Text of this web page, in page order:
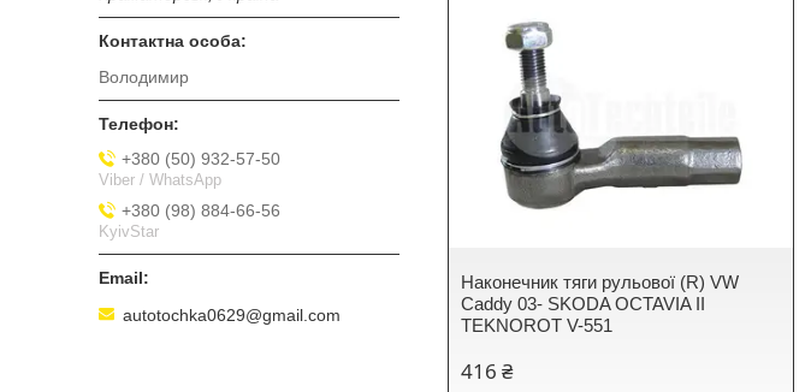
Наконечник тяги рульової (R) VW
Caddy 03- SKODA OCTAVIA II
TEKNOROT V-551
416 ₴
Володимир
+380 (50) 932-57-50
Viber / WhatsApp
+380 (98) 884-66-56
KyivStar
autotochka0629@gmail.com